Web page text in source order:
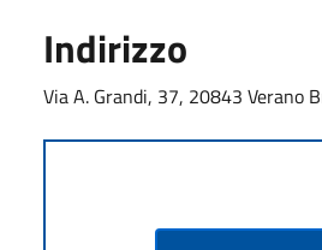
Indirizzo
Via A. Grandi, 37, 20843 Verano